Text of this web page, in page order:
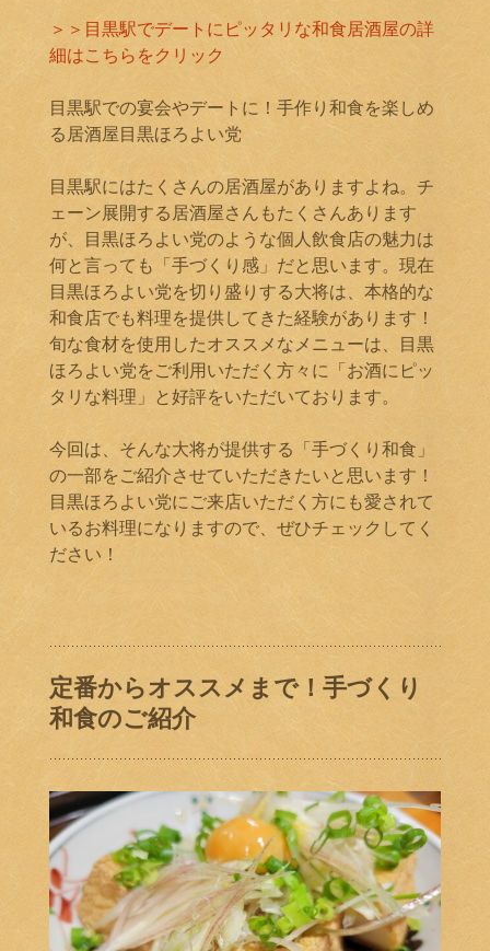
＞＞目黒駅でデートにピッタリな和食居酒屋の詳
細はこちらをクリック
目黒駅での宴会やデートに！手作り和食を楽しめ
る居酒屋目黒ほろよい党
目黒駅にはたくさんの居酒屋がありますよね。チ
ェーン展開する居酒屋さんもたくさんあります
が、目黒ほろよい党のような個人飲食店の魅力は
何と言っても「手づくり感」だと思います。現在
目黒ほろよい党を切り盛りする大将は、本格的な
和食店でも料理を提供してきた経験があります！
旬な食材を使用したオススメなメニューは、目黒
ほろよい党をご利用いただく方々に「お酒にピッ
タリな料理」と好評をいただいております。
今回は、そんな大将が提供する「手づくり和食」
の一部をご紹介させていただきたいと思います！
目黒ほろよい党にご来店いただく方にも愛されて
いるお料理になりますので、ぜひチェックしてく
ださい！
定番からオススメまで！手づくり
和食のご紹介